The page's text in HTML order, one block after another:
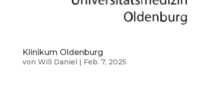
Klinikum Oldenburg
von Will Daniel | Feb. 7, 2025